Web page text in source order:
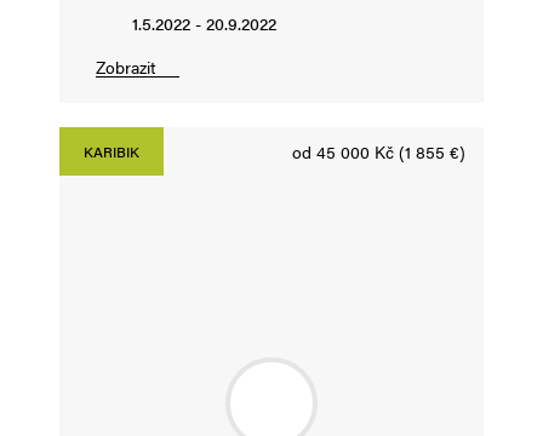
1.5.2022 - 20.9.2022
Zobrazit
KARIBIK od 45 000 Kč (1 855 €)